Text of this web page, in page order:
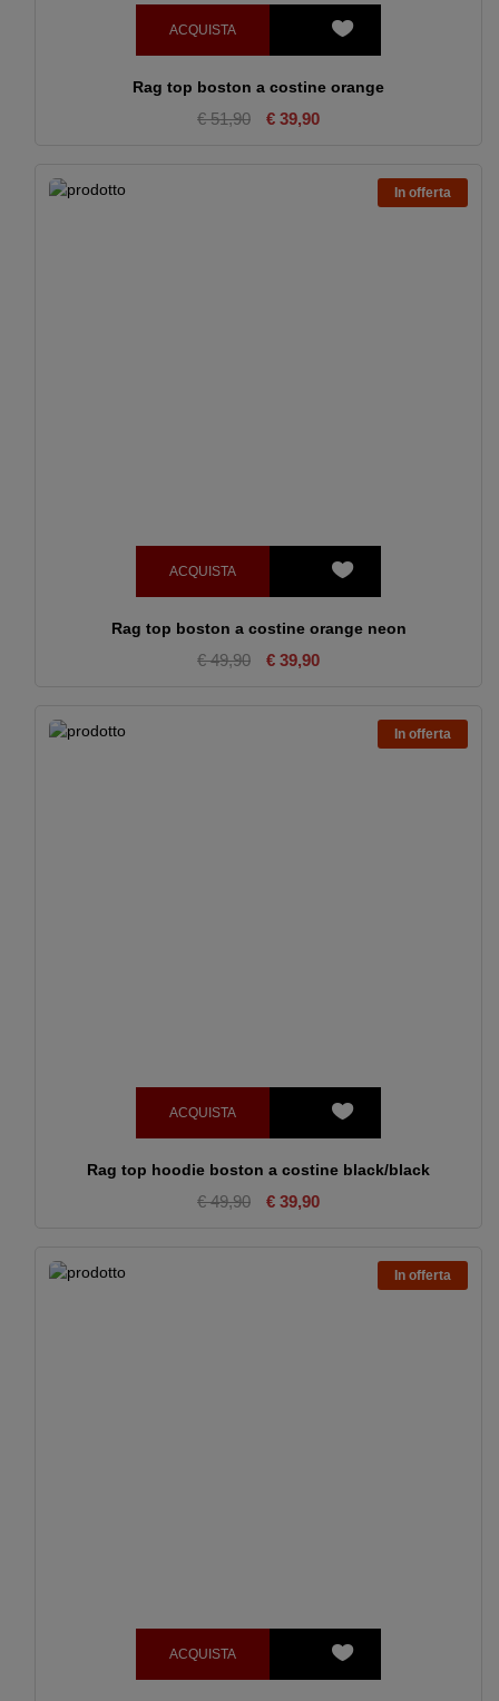
ACQUISTA
Rag top boston a costine orange
€ 51,90 € 39,90
In offerta
ACQUISTA
Rag top boston a costine orange neon
€ 49,90 € 39,90
In offerta
ACQUISTA
Rag top hoodie boston a costine black/black
€ 49,90 € 39,90
In offerta
ACQUISTA